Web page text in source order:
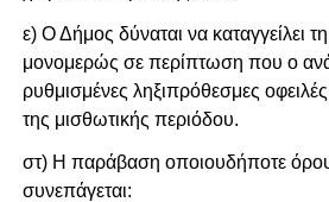
ε) Ο Δήμος δύναται να καταγγείλει
μονομερώς σε περίπτωση που ο
ρυθμισμένες ληξιπρόθεσμες
της μισθωτικής περιόδου.
στ) Η παράβαση οποιουδήποτε
συνεπάγεται: